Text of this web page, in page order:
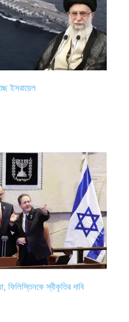
ইসরায়েল
ফিলিস্তিনকে স্বীকৃতির দাবি